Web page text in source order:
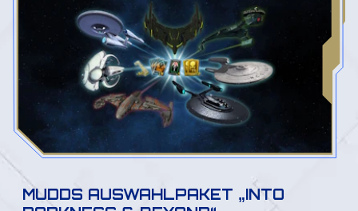
MUDDS AUSWAHLPAKET „INTO